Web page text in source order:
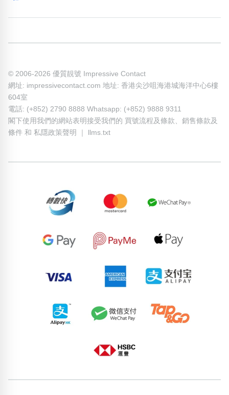
© 2006-2026 優質靚號 Impressive Contact
網址: impressivecontact.com 地址: 香港尖沙咀海港城海洋中心6樓
604室
電話: (+852) 2790 8888 Whatsapp: (+852) 9888 9311
閣下使用我們的網站表明接受我們的 買號流程及條款
銷售條款及
條件 和 私隱政策聲明 llms.txt